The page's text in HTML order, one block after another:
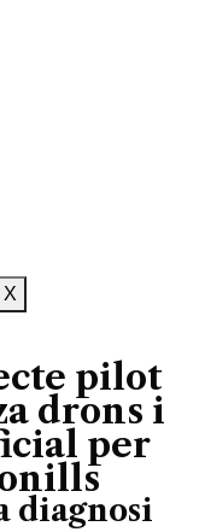
X
pilot
drons i
per
diagnosi